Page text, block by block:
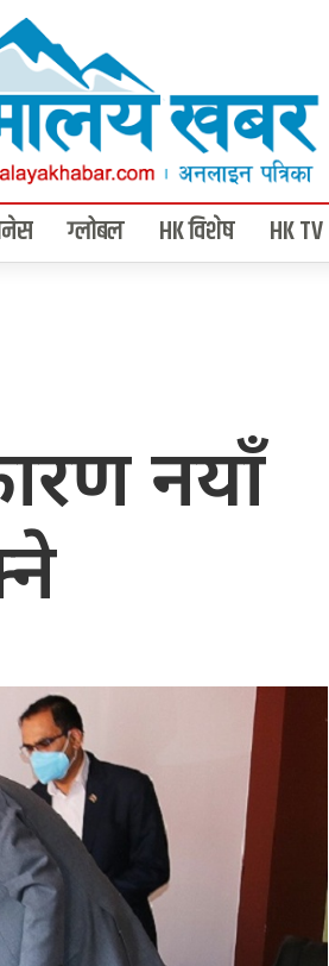
ग्लोबल HK विशेष HK TV
नयाँ